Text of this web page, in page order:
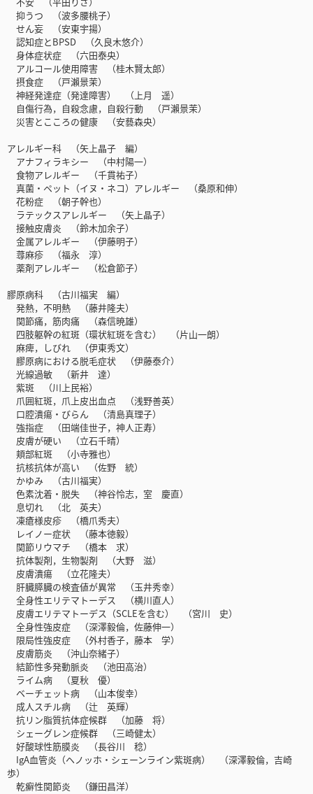
抑うつ （波多腰桃子）
せん妄 （安東宇揚）
認知症とBPSD （久良木悠介）
身体症状症 （六田泰央）
アルコール使用障害 （桂木賢太郎）
摂食症 （戸瀨景茉）
神経発達症（発達障害） （上月 遥）
自傷行為，自殺念慮，自殺行動 （戸瀨景茉）
災害とこころの健康 （安藝森央）
アレルギー科 （矢上晶子 編）
アナフィラキシー （中村陽一）
食物アレルギー （千貫祐子）
真菌・ペット（イヌ・ネコ）アレルギー （桑原和伸）
花粉症 （朝子幹也）
ラテックスアレルギー （矢上晶子）
接触皮膚炎 （鈴木加余子）
金属アレルギー （伊藤明子）
蕁麻疹 （福永 淳）
薬剤アレルギー （松倉節子）
膠原病科 （古川福実 編）
発熱，不明熱 （藤井隆夫）
関節痛，筋肉痛 （森信暁雄）
四肢躯幹の紅斑（環状紅斑を含む） （片山一朗）
麻痺，しびれ （伊東秀文）
膠原病における脱毛症状 （伊藤泰介）
光線過敏 （新井 達）
紫斑 （川上民裕）
爪囲紅斑，爪上皮出血点 （浅野善英）
口腔潰瘍・びらん （清島真理子）
強指症 （田端佳世子，神人正寿）
皮膚が硬い （立石千晴）
頬部紅斑 （小寺雅也）
抗核抗体が高い （佐野 統）
かゆみ （古川福実）
色素沈着・脱失 （神谷怜志，室 慶直）
息切れ （北 英夫）
凍瘡様皮疹 （橋爪秀夫）
レイノー症状 （藤本徳毅）
関節リウマチ （橋本 求）
抗体製剤，生物製剤 （大野 滋）
皮膚潰瘍 （立花隆夫）
肝臓膵臓の検査値が異常 （玉井秀幸）
全身性エリテマトーデス （横川直人）
皮膚エリテマトーデス（SCLEを含む） （宮川 史）
全身性強皮症 （深澤毅倫，佐藤伸一）
限局性強皮症 （外村香子，藤本 学）
皮膚筋炎 （沖山奈緒子）
結節性多発動脈炎 （池田高治）
ライム病 （夏秋 優）
ベーチェット病 （山本俊幸）
成人スチル病 （辻 英輝）
抗リン脂質抗体症候群 （加藤 将）
シェーグレン症候群 （三崎健太）
好酸球性筋膜炎 （長谷川 稔）
IgA血管炎（ヘノッホ・シェーンライン紫斑病） （深澤毅倫，吉崎
歩）
乾癬性関節炎 （鎌田昌洋）